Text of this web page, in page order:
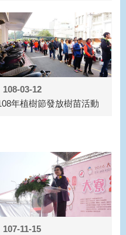
108-03-12
年植樹節發放樹苗活動
107-11-15